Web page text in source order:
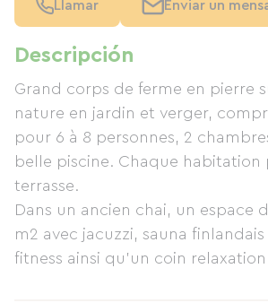
Descripción
Grand corps de ferme en pierre
nature en jardin et verger,
pour 6 à 8 personnes, 2
belle piscine. Chaque habitation
terrasse.
Dans un ancien chai, un espace
m2 avec jacuzzi, sauna
fitness ainsi qu'un coin
Llamar Enviar un